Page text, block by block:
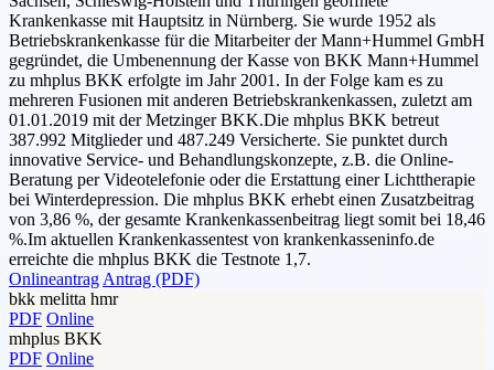
Krankenkasse mit Hauptsitz in Nürnberg. Sie wurde 1952 als
Betriebskrankenkasse für die Mitarbeiter der Mann+Hummel GmbH
gegründet, die Umbenennung der Kasse von BKK Mann+Hummel
zu mhplus BKK erfolgte im Jahr 2001. In der Folge kam es zu
mehreren Fusionen mit anderen Betriebskrankenkassen, zuletzt am
01.01.2019 mit der Metzinger BKK.Die mhplus BKK betreut
387.992 Mitglieder und 487.249 Versicherte. Sie punktet durch
innovative Service- und Behandlungskonzepte, z.B. die Online-
Beratung per Videotelefonie oder die Erstattung einer Lichttherapie
bei Winterdepression. Die mhplus BKK erhebt einen Zusatzbeitrag
von 3,86 %, der gesamte Krankenkassenbeitrag liegt somit bei 18,46
%.Im aktuellen Krankenkassentest von krankenkasseninfo.de
erreichte die mhplus BKK die Testnote 1,7.
Onlineantrag Antrag (PDF)
bkk melitta hmr
PDF Online
mhplus BKK
PDF Online